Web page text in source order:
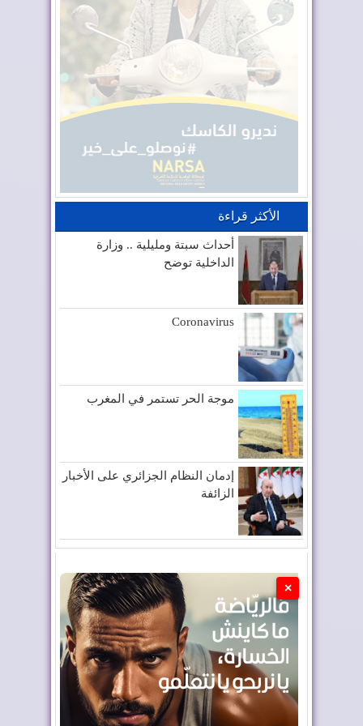
الأكثر قراءة
أحداث سبتة ومليلية .. وزارة
الداخلية توضح
Coronavirus
موجة الحر تستمر في المغرب
إدمان النظام الجزائري على الأخبار
الزائفة
×